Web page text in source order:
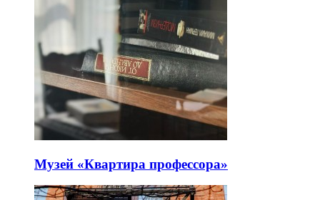
Музей «Квартира профессора»